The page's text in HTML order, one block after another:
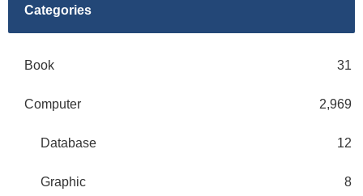
Categories
Book 31
Computer 2,969
Database 12
Graphic 8